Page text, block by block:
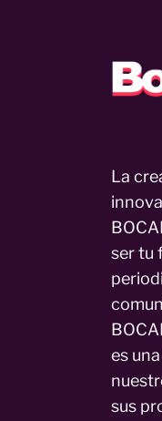
La
ser tu
es
sus